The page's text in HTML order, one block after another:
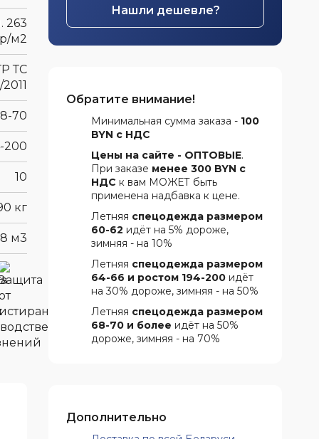
263
м2
ТС
70
200
10
кг
м3
Нашли дешевле?
Обратите внимание!
Минимальная сумма заказа - 100
BYN с НДС
Цены на сайте - ОПТОВЫЕ.
При заказе менее 300 BYN с
НДС к вам МОЖЕТ быть
применена надбавка к цене.
Летняя спецодежда размером
60-62 идёт на 5% дороже,
зимняя - на 10%
Летняя спецодежда размером
64-66 и ростом 194-200 идёт
на 30% дороже, зимняя - на 50%
Летняя спецодежда размером
68-70 и более идёт на 50%
дороже, зимняя - на 70%
Дополнительно